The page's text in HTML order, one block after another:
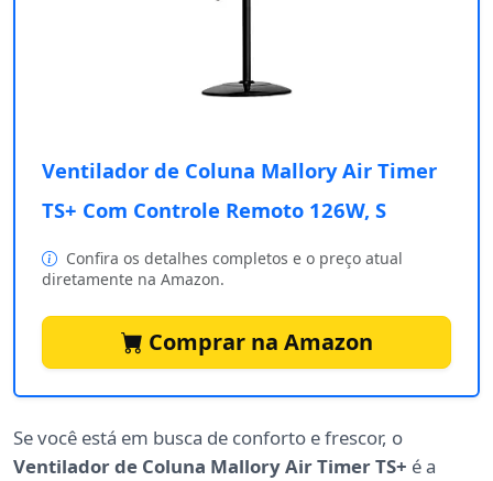
Ventilador de Coluna Mallory Air Timer
TS+ Com Controle Remoto 126W, S
Confira os detalhes completos e o preço atual
diretamente na Amazon.
Comprar na Amazon
Se você está em busca de conforto e frescor, o
Ventilador de Coluna Mallory Air Timer TS+ é a